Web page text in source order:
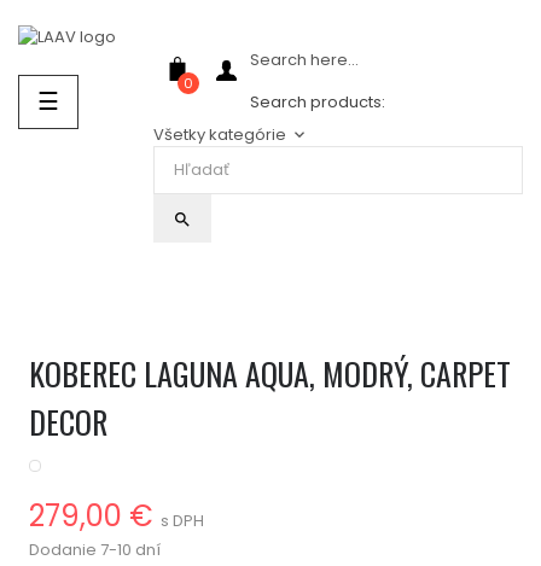
Prepnúť
navigáciu
☰
0
Search here...
Search products:
Všetky kategórie keyboard_arrow_down
search
KOBEREC LAGUNA AQUA, MODRÝ, CARPET
DECOR
279,00 € s DPH
Dodanie 7-10 dní